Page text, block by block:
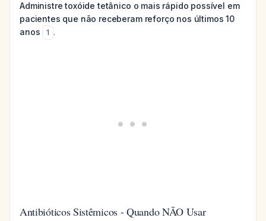
Administre toxóide tetânico o mais rápido possível em
pacientes que não receberam reforço nos últimos 10
anos
1 .
Antibióticos Sistêmicos - Quando NÃO Usar